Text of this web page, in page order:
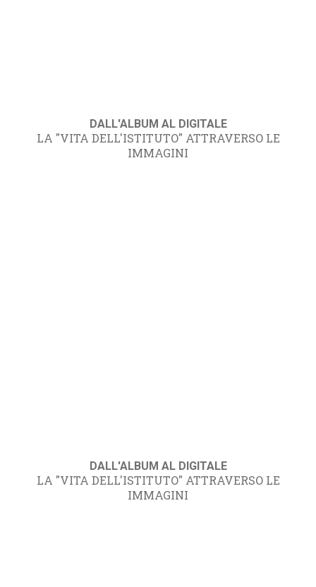
DALL'ALBUM AL DIGITALE
LA "VITA DELL'ISTITUTO" ATTRAVERSO LE
IMMAGINI
DALL'ALBUM AL DIGITALE
LA "VITA DELL'ISTITUTO" ATTRAVERSO LE
IMMAGINI